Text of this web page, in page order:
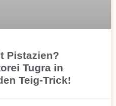
Pistazien?
Tugra in
Teig-Trick!